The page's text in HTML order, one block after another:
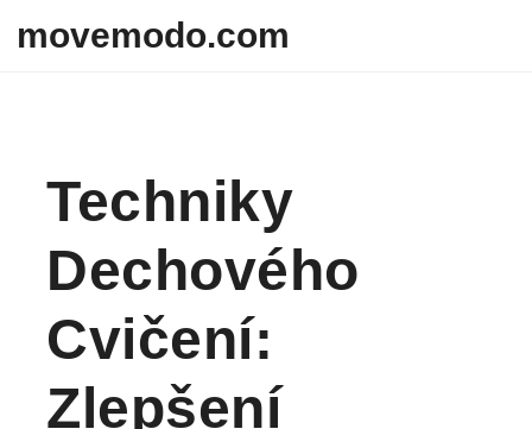
movemodo.com
Techniky
Dechového
Cvičení:
Zlepšení